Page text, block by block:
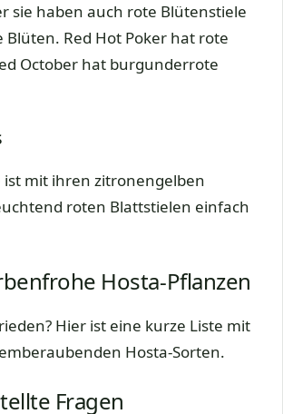
sie haben auch rote Blütenstiele
Red Hot Poker hat rote
October hat burgunderrote
ist mit ihren zitronengelben
roten Blattstielen einfach
Hosta-Pflanzen
Hier ist eine kurze Liste mit
Hosta-Sorten.
Fragen